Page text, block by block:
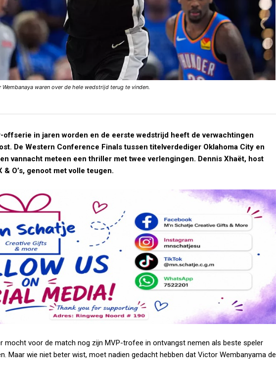
waren over de hele wedstrijd terug te vinden.
offserie in jaren worden en de eerste wedstrijd heeft de verwachtingen
De Western Conference Finals tussen titelverdediger Oklahoma City en
vannacht meteen een thriller met twee verlengingen. Dennis Xhaët, host
& O’s, genoot met volle teugen.
mocht voor de match nog zijn MVP-trofee in ontvangst nemen als beste speler
Maar wie niet beter wist, moet nadien gedacht hebben dat Victor Wembanyama de